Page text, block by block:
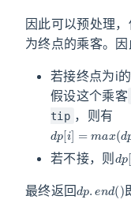
因此可以预处理
为终点的乘客。
若接终点为i
假设这个乘客
tip ，则有
dp[ i] =max
(end− start
若不接，则
dp
最终返回